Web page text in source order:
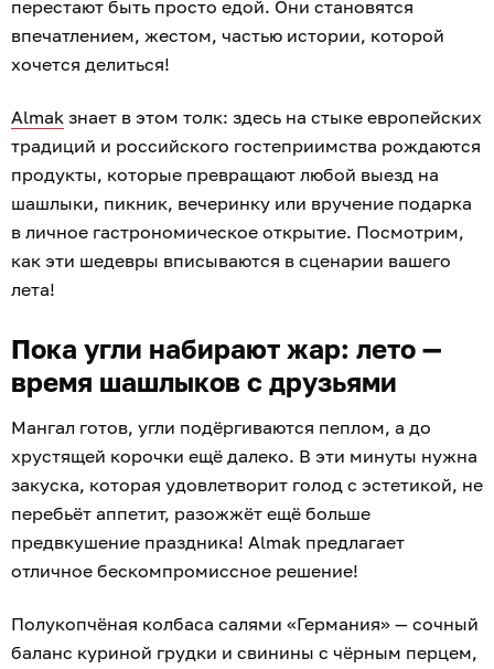
перестают быть просто едой. Они становятся
впечатлением, жестом, частью истории, которой
хочется делиться!
Almak знает в этом толк: здесь на стыке европейских
традиций и российского гостеприимства рождаются
продукты, которые превращают любой выезд на
шашлыки, пикник, вечеринку или вручение подарка
в личное гастрономическое открытие. Посмотрим,
как эти шедевры вписываются в сценарии вашего
лета!
Пока угли набирают жар: лето —
время шашлыков с друзьями
Мангал готов, угли подёргиваются пеплом, а до
хрустящей корочки ещё далеко. В эти минуты нужна
закуска, которая удовлетворит голод с эстетикой, не
перебьёт аппетит, разожжёт ещё больше
предвкушение праздника! Almak предлагает
отличное бескомпромиссное решение!
Полукопчёная колбаса салями «Германия» — сочный
баланс куриной грудки и свинины с чёрным перцем,